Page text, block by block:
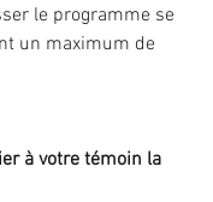
le programme se
un maximum de
à votre témoin la